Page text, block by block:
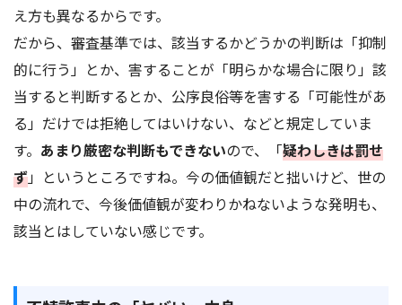
え方も異なるからです。
だから、審査基準では、該当するかどうかの判断は「抑制
的に行う」とか、害することが「明らかな場合に限り」該
当すると判断するとか、公序良俗等を害する「可能性があ
る」だけでは拒絶してはいけない、などと規定していま
す。 あまり厳密な判断もできないので、「疑わしきは罰せ
ず」というところですね。今の価値観だと拙いけど、世の
中の流れで、今後価値観が変わりかねないような発明も、
該当とはしていない感じです。